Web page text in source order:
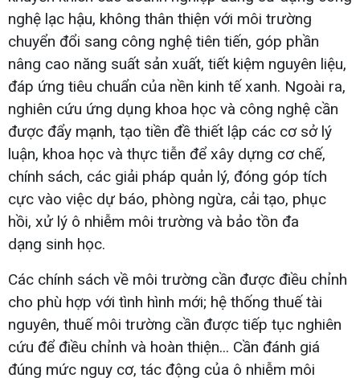
nghệ lạc hậu, không thân thiện với môi trường
chuyển đổi sang công nghệ tiên tiến, góp phần
nâng cao năng suất sản xuất, tiết kiệm nguyên liệu,
đáp ứng tiêu chuẩn của nền kinh tế xanh. Ngoài ra,
nghiên cứu ứng dụng khoa học và công nghệ cần
được đẩy mạnh, tạo tiền đề thiết lập các cơ sở lý
luận, khoa học và thực tiễn để xây dựng cơ chế,
chính sách, các giải pháp quản lý, đóng góp tích
cực vào việc dự báo, phòng ngừa, cải tạo, phục
hồi, xử lý ô nhiễm môi trường và bảo tồn đa
dạng sinh học.
Các chính sách về môi trường cần được điều chỉnh
cho phù hợp với tình hình mới; hệ thống thuế tài
nguyên, thuế môi trường cần được tiếp tục nghiên
cứu để điều chỉnh và hoàn thiện... Cần đánh giá
đúng mức nguy cơ, tác động của ô nhiễm môi